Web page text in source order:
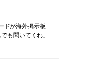
ドが海外掲示板
も聞いてくれ」